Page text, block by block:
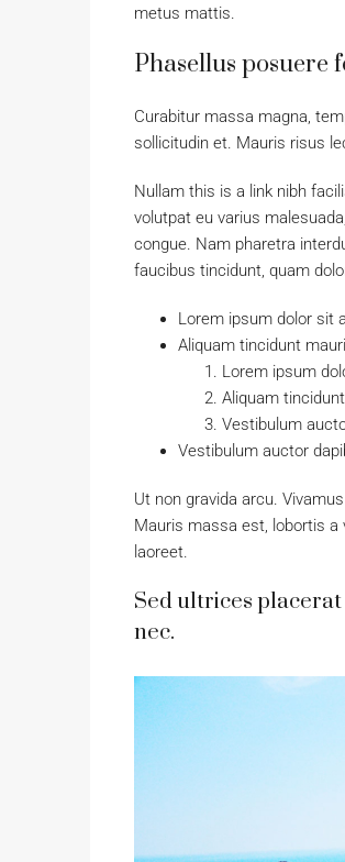
metus mattis.
Phasellus posuere
Curabitur massa magna,
sollicitudin et. Mauris risus
Nullam this is a link nibh
volutpat eu varius
congue. Nam pharetra
faucibus tincidunt, quam
Lorem ipsum dolor sit
Aliquam tincidunt
Lorem ipsum
Aliquam
Vestibulum
Vestibulum auctor
Ut non gravida arcu.
Mauris massa est, lobortis a
laoreet.
Sed ultrices
nec.